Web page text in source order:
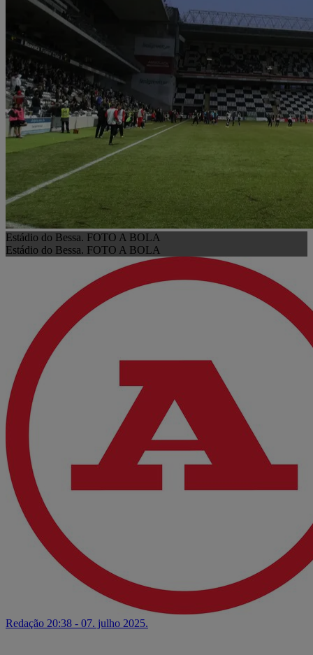
Estádio do Bessa. FOTO A BOLA
Estádio do Bessa. FOTO A BOLA
Redação 20:38 - 07. julho 2025.